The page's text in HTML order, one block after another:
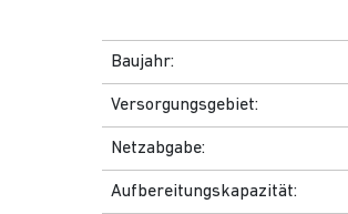
Baujahr:
Versorgungsgebiet:
Netzabgabe:
Aufbereitungskapazität: